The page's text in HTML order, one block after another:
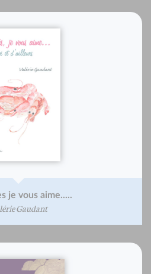
je vous aime.....
Gaudant